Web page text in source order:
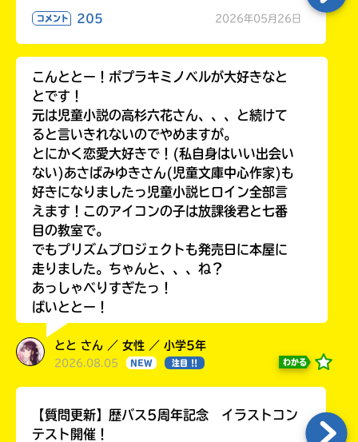
コメント 205 2026年05月26日
こんととー！ポプラキミノベルが大好きなと
とです！
元は児童小説の高杉六花さん、、、と続けて
ると言いきれないのでやめますが。
とにかく恋愛大好きで！(私自身はいい出会い
ない)あさばみゆきさん(児童文庫中心作家)も
好きになりましたっ児童小説ヒロイン全部言
えます！このアイコンの子は放課後君と七番
目の教室で。
でもプリズムプロジェクトも発売日に本屋に
走りました。ちゃんと、、、ね？
あっしゃべりすぎたっ！
ばいととー！
とと さん ／ 女性 ／ 小学5年
2026.08.05 NEW 注目 !! わかる
【質問更新】歴バス5周年記念 イラストコン
テスト開催！